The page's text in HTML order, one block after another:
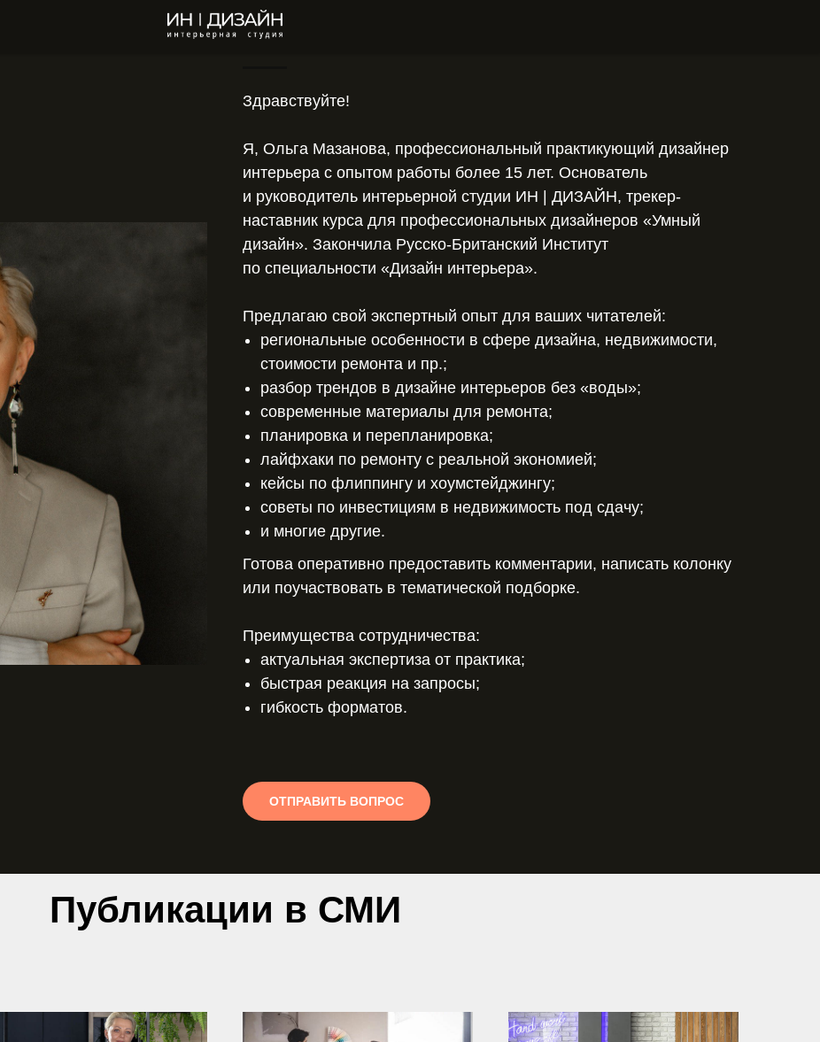
Здравствуйте!
Я, Ольга Мазанова, профессиональный практикующий дизайнер
интерьера с опытом работы более 15 лет. Основатель
и руководитель интерьерной студии ИН | ДИЗАЙН, трекер-
наставник курса для профессиональных дизайнеров «Умный
дизайн». Закончила Русско-Британский Институт
по специальности «Дизайн интерьера».
Предлагаю свой экспертный опыт для ваших читателей:
региональные особенности в сфере дизайна, недвижимости,
стоимости ремонта и пр.;
разбор трендов в дизайне интерьеров без «воды»;
современные материалы для ремонта;
планировка и перепланировка;
лайфхаки по ремонту с реальной экономией;
кейсы по флиппингу и хоумстейджингу;
советы по инвестициям в недвижимость под сдачу;
и многие другие.
Готова оперативно предоставить комментарии, написать колонку
или поучаствовать в тематической подборке.
Преимущества сотрудничества:
актуальная экспертиза от практика;
быстрая реакция на запросы;
гибкость форматов.
ОТПРАВИТЬ ВОПРОС
Публикации в СМИ